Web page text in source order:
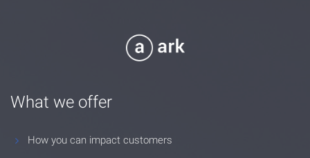
What we offer
How you can impact customers